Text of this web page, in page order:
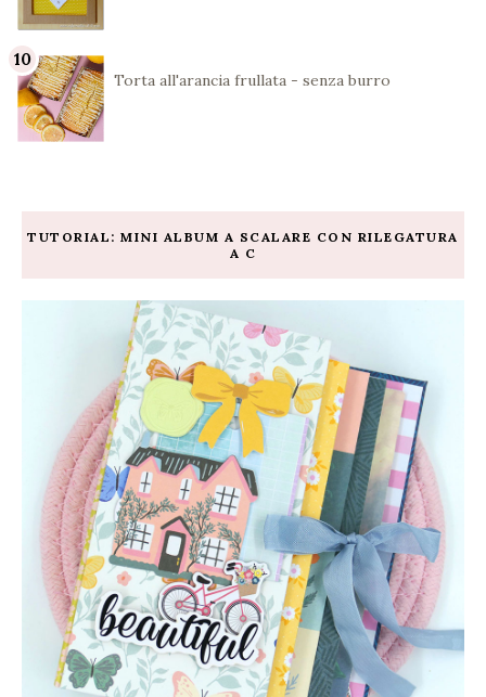
Torta all'arancia frullata - senza burro
TUTORIAL: MINI ALBUM A SCALARE CON RILEGATURA
A C